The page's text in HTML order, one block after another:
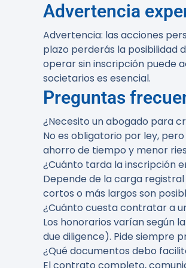
Advertencia
Advertencia: las acciones
plazo perderás la posibilidad
operar sin inscripción puede
societarios es esencial.
Preguntas
¿Necesito un abogado para
No es obligatorio por ley,
ahorro de tiempo y menor
¿Cuánto tarda la inscripción
Depende de la carga
cortos o más largos son
¿Cuánto cuesta contratar a
Los honorarios varían según
due diligence). Pide siempre
¿Qué documentos debo